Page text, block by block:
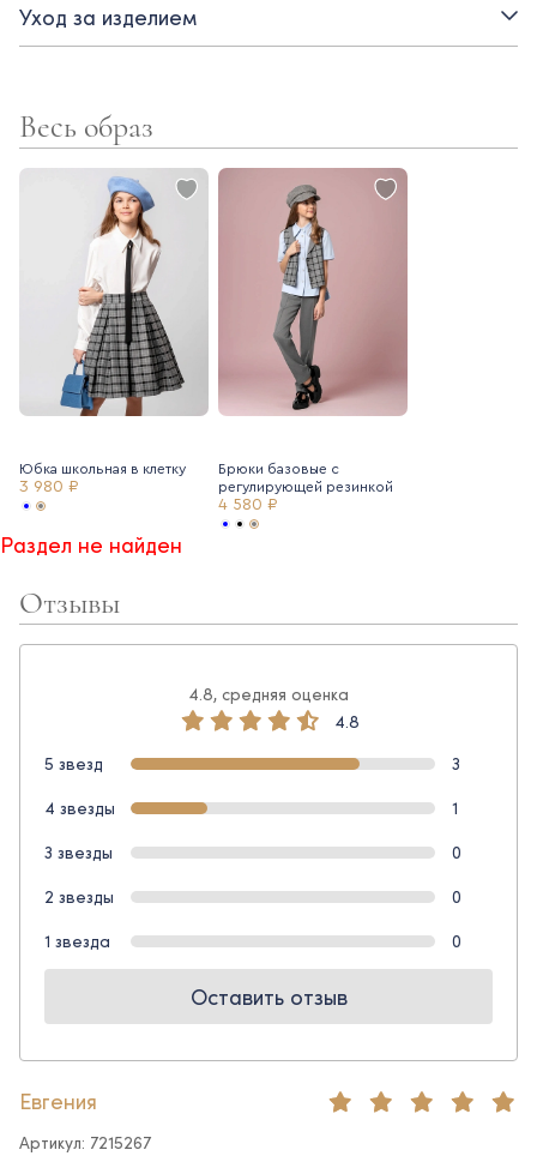
- застежка на прорезные петли и пуговицы
подбирается таким образом, чтобы все предметы
сочетались между собой
Создайте стильный образ вместе с блузкой с бантом
Ole!twice (артикул 7235039) и базовыми школьными брюками
Ole!twice (артикул 7225283).
Уход за изделием
Весь образ
Юбка школьная в клетку
3 980 ₽
Брюки базовые с
регулирующей резинкой
4 580 ₽
Раздел не найден
Отзывы
4.8, средняя оценка
4.8
5 звезд
3
4 звезды
1
3 звезды
0
2 звезды
0
1 звезда
0
Оставить отзыв
Евгения
Артикул: 7215267